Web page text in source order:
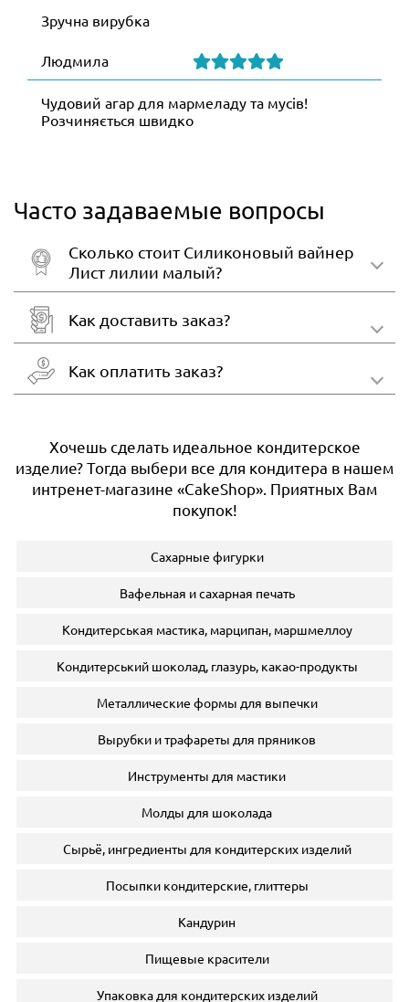
Зручна вирубка
Людмила
Чудовий агар для мармеладу та мусів!
Розчиняється швидко
Часто задаваемые вопросы
Сколько стоит Силиконовый вайнер
Лист лилии малый?
Как доставить заказ?
Как оплатить заказ?
Хочешь сделать идеальное кондитерское
изделие? Тогда выбери все для кондитера в нашем
интренет-магазине «CakeShop». Приятных Вам
покупок!
Сахарные фигурки
Вафельная и сахарная печать
Кондитерськая мастика, марципан, маршмеллоу
Кондитерський шоколад, глазурь, какао-продукты
Металлические формы для выпечки
Вырубки и трафареты для пряников
Инструменты для мастики
Молды для шоколада
Сырьё, ингредиенты для кондитерских изделий
Посыпки кондитерские, глиттеры
Кандурин
Пищевые красители
Упаковка для кондитерских изделий